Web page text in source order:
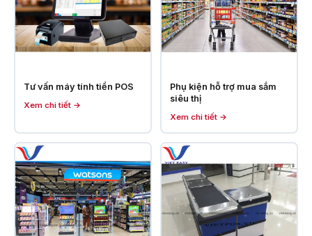
Tư vấn máy tính tiền POS
Xem chi tiết →
Phụ kiện hỗ trợ mua sắm
siêu thị
Xem chi tiết →